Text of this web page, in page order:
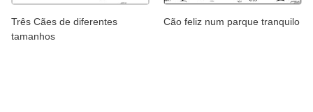
Três Cães de diferentes
tamanhos
Cão feliz num parque tranquilo